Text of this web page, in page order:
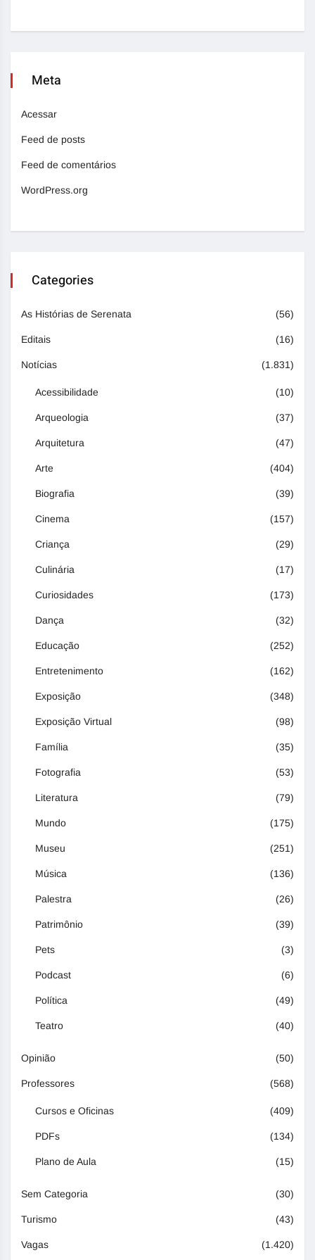
Meta
Acessar
Feed de posts
Feed de comentários
WordPress.org
Categories
As Histórias de Serenata (56)
Editais (16)
Notícias (1.831)
Acessibilidade (10)
Arqueologia (37)
Arquitetura (47)
Arte (404)
Biografia (39)
Cinema (157)
Criança (29)
Culinária (17)
Curiosidades (173)
Dança (32)
Educação (252)
Entretenimento (162)
Exposição (348)
Exposição Virtual (98)
Família (35)
Fotografia (53)
Literatura (79)
Mundo (175)
Museu (251)
Música (136)
Palestra (26)
Patrimônio (39)
Pets (3)
Podcast (6)
Política (49)
Teatro (40)
Opinião (50)
Professores (568)
Cursos e Oficinas (409)
PDFs (134)
Plano de Aula (15)
Sem Categoria (30)
Turismo (43)
Vagas (1.420)